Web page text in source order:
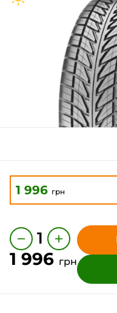
1 996 грн
− 1
+
1 996 грн